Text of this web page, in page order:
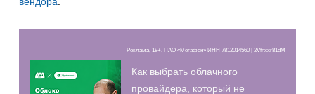
Реклама, 18+. ПАО «Мегафон» ИНН 7812014560 | 2Vfnxxr81dM
Как выбрать облачного
провайдера, который не